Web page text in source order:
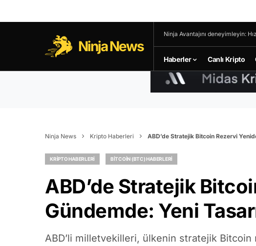
Ninja News
Ninja Avantajını deneyimleyin:
Haberler Canlı Kripto
Ninja News Kripto Haberleri ABD’de Stratejik Bitcoin Rezervi
KRIPTO HABERLERI BITCOIN (BTC) HABERLERI
ABD’de Stratejik
Gündemde: Yeni
ABD’li milletvekilleri, ülkenin stratejik Bitcoin